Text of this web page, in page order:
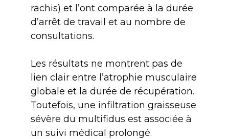
rachis) et l’ont comparée à la durée
d’arrêt de travail et au nombre de
consultations.
Les résultats ne montrent pas de
lien clair entre l’atrophie musculaire
globale et la durée de récupération.
Toutefois, une infiltration graisseuse
sévère du multifidus est associée à
un suivi médical prolongé.